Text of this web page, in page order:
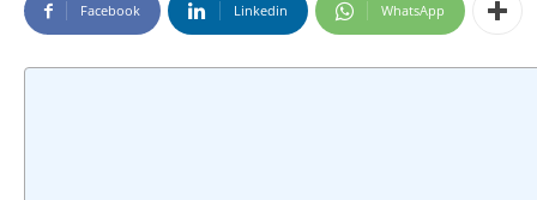
Facebook Linkedin WhatsApp